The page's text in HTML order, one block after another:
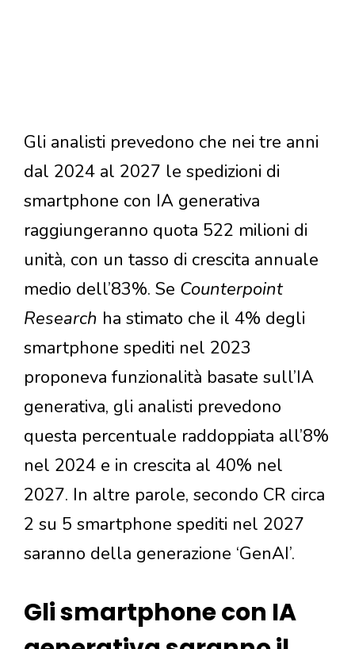
Gli analisti prevedono che nei tre anni
dal 2024 al 2027 le spedizioni di
smartphone con IA generativa
raggiungeranno quota 522 milioni di
unità, con un tasso di crescita annuale
medio dell’83%. Se Counterpoint
Research ha stimato che il 4% degli
smartphone spediti nel 2023
proponeva funzionalità basate sull’IA
generativa, gli analisti prevedono
questa percentuale raddoppiata all’8%
nel 2024 e in crescita al 40% nel
2027. In altre parole, secondo CR circa
2 su 5 smartphone spediti nel 2027
saranno della generazione ‘GenAI’.
Gli smartphone con IA